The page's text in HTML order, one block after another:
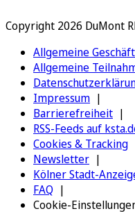
Copyright 2026 DuMont
Allgemeine
Allgemeine
Impressum
Barrierefreiheit
RSS-Feeds auf
Cookies & Tracking
Newsletter
Kölner Stadt-
FAQ
Cookie-